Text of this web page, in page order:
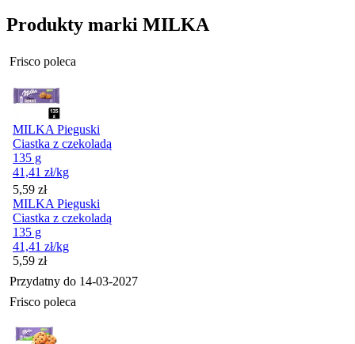
Produkty marki MILKA
Frisco poleca
MILKA Pieguski
Ciastka z czekoladą
135 g
41,41 zł/kg
Cena
5,59 zł
MILKA Pieguski
Ciastka z czekoladą
135 g
41,41 zł/kg
Cena
5,59 zł
Przydatny do 14-03-2027
Frisco poleca